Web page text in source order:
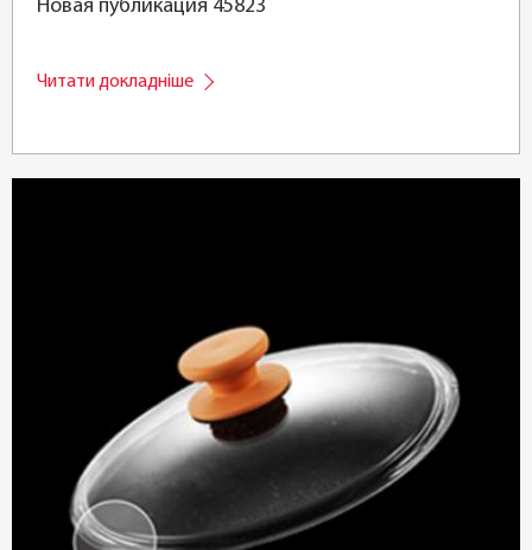
Новая публикация 45823
Читати докладніше